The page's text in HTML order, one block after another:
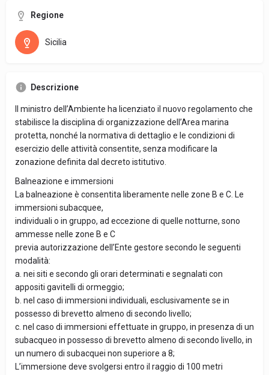
Regione
Sicilia
Descrizione
Il ministro dell’Ambiente ha licenziato il nuovo regolamento che
stabilisce la disciplina di organizzazione dell’Area marina
protetta, nonché la normativa di dettaglio e le condizioni di
esercizio delle attività consentite, senza modificare la
zonazione definita dal decreto istitutivo.
Balneazione e immersioni
La balneazione è consentita liberamente nelle zone B e C. Le
immersioni subacquee,
individuali o in gruppo, ad eccezione di quelle notturne, sono
ammesse nelle zone B e C
previa autorizzazione dell’Ente gestore secondo le seguenti
modalità:
a. nei siti e secondo gli orari determinati e segnalati con
appositi gavitelli di ormeggio;
b. nel caso di immersioni individuali, esclusivamente se in
possesso di brevetto almeno di secondo livello;
c. nel caso di immersioni effettuate in gruppo, in presenza di un
subacqueo in possesso di brevetto almeno di secondo livello, in
un numero di subacquei non superiore a 8;
L’immersione deve svolgersi entro il raggio di 100 metri